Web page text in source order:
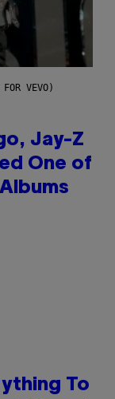
VEVO)
Jay-Z
One of
To